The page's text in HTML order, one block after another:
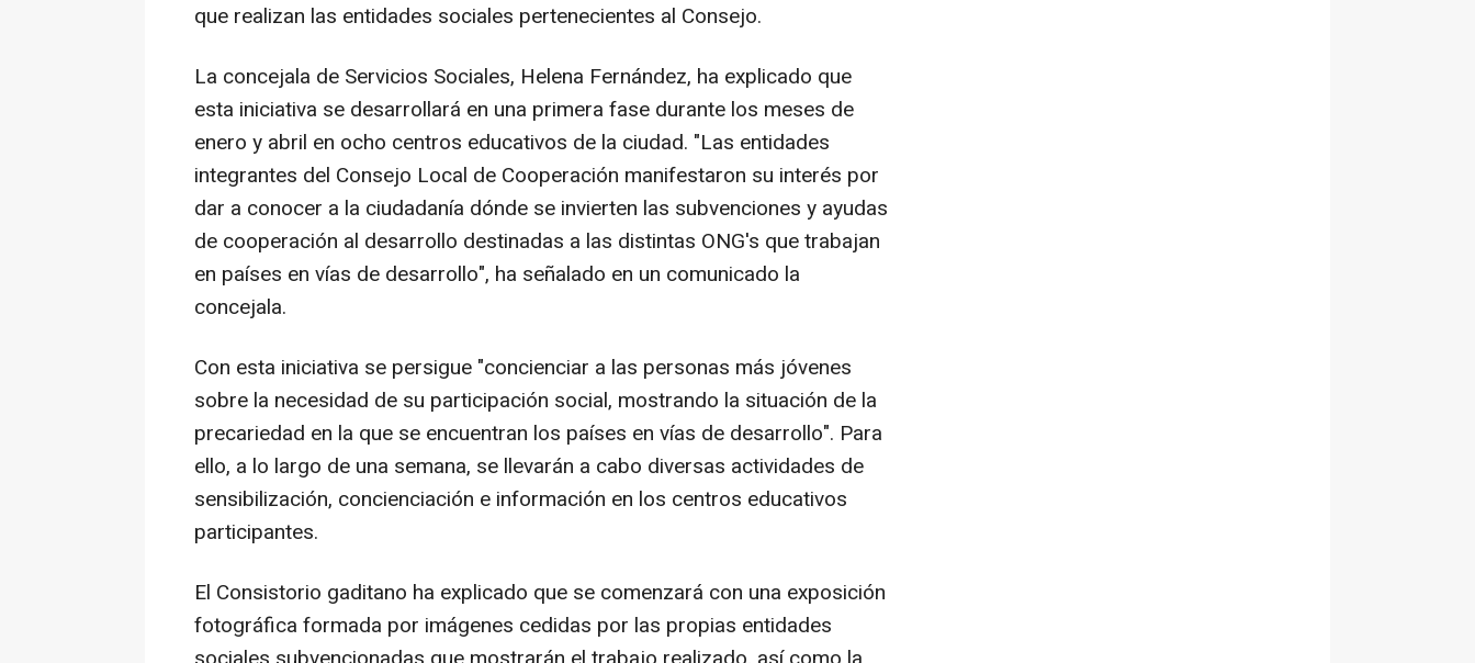
que realizan las entidades sociales pertenecientes al Consejo.
La concejala de Servicios Sociales, Helena Fernández, ha explicado que
esta iniciativa se desarrollará en una primera fase durante los meses de
enero y abril en ocho centros educativos de la ciudad. "Las entidades
integrantes del Consejo Local de Cooperación manifestaron su interés por
dar a conocer a la ciudadanía dónde se invierten las subvenciones y ayudas
de cooperación al desarrollo destinadas a las distintas ONG's que trabajan
en países en vías de desarrollo", ha señalado en un comunicado la
concejala.
Con esta iniciativa se persigue "concienciar a las personas más jóvenes
sobre la necesidad de su participación social, mostrando la situación de la
precariedad en la que se encuentran los países en vías de desarrollo". Para
ello, a lo largo de una semana, se llevarán a cabo diversas actividades de
sensibilización, concienciación e información en los centros educativos
participantes.
El Consistorio gaditano ha explicado que se comenzará con una exposición
fotográfica formada por imágenes cedidas por las propias entidades